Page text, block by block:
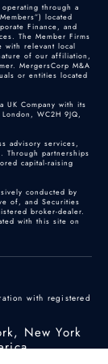
through a
located
Finance, and
The Member Firms
with relevant local
of our affiliation,
MergersCorp M&A
or entities located
UK Company with its
WC2H 9JQ,
advisory services,
Through partnerships
capital-raising
conducted by
of, and Securities
broker-dealer.
with this site on
with registered
New York